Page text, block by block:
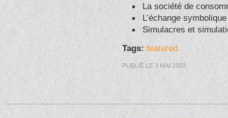
La société de
L’échange
Simulacres et
Tags: featured
PUBLIÉ LE3 MAI 2003